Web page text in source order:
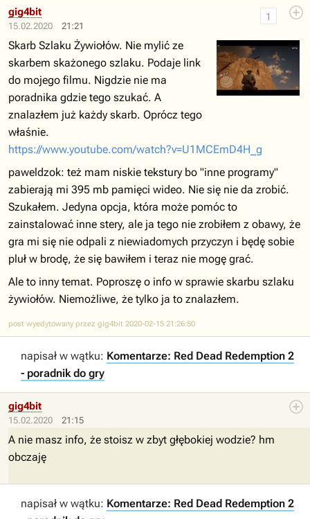
15.02.2020 21:21
1
gig4bit
Skarb Szlaku Żywiołów. Nie mylić ze
skarbem skażonego szlaku. Podaje link
do mojego filmu. Nigdzie nie ma
poradnika gdzie tego szukać. A
znalazłem już każdy skarb. Oprócz tego
właśnie.
https://www.youtube.com/watch?v=U1MCEmD4H_g
paweldzok: też mam niskie tekstury bo "inne programy"
zabierają mi 395 mb pamięci wideo. Nie się nie da zrobić.
Szukałem. Jedyna opcja, która może pomóc to
zainstalować inne stery, ale ja tego nie zrobiłem z obawy, że
gra mi się nie odpali z niewiadomych przyczyn i będę sobie
pluł w brodę, że się bawiłem i teraz nie mogę grać.
Ale to inny temat. Poproszę o info w sprawie skarbu szlaku
żywiołów. Niemożliwe, że tylko ja to znalazłem.
post wyedytowany przez gig4bit 2020-02-15 21:26:50
napisał w wątku: Komentarze: Red Dead Redemption 2
- poradnik do gry
15.02.2020 21:15
gig4bit
A nie masz info, że stoisz w zbyt głębokiej wodzie? hm
obczaję
napisał w wątku: Komentarze: Red Dead Redemption 2